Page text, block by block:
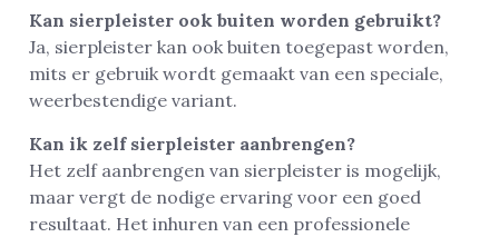
Kan sierpleister ook buiten worden gebruikt?
Ja, sierpleister kan ook buiten toegepast worden,
mits er gebruik wordt gemaakt van een speciale,
weerbestendige variant.
Kan ik zelf sierpleister aanbrengen?
Het zelf aanbrengen van sierpleister is mogelijk,
maar vergt de nodige ervaring voor een goed
resultaat. Het inhuren van een professionele